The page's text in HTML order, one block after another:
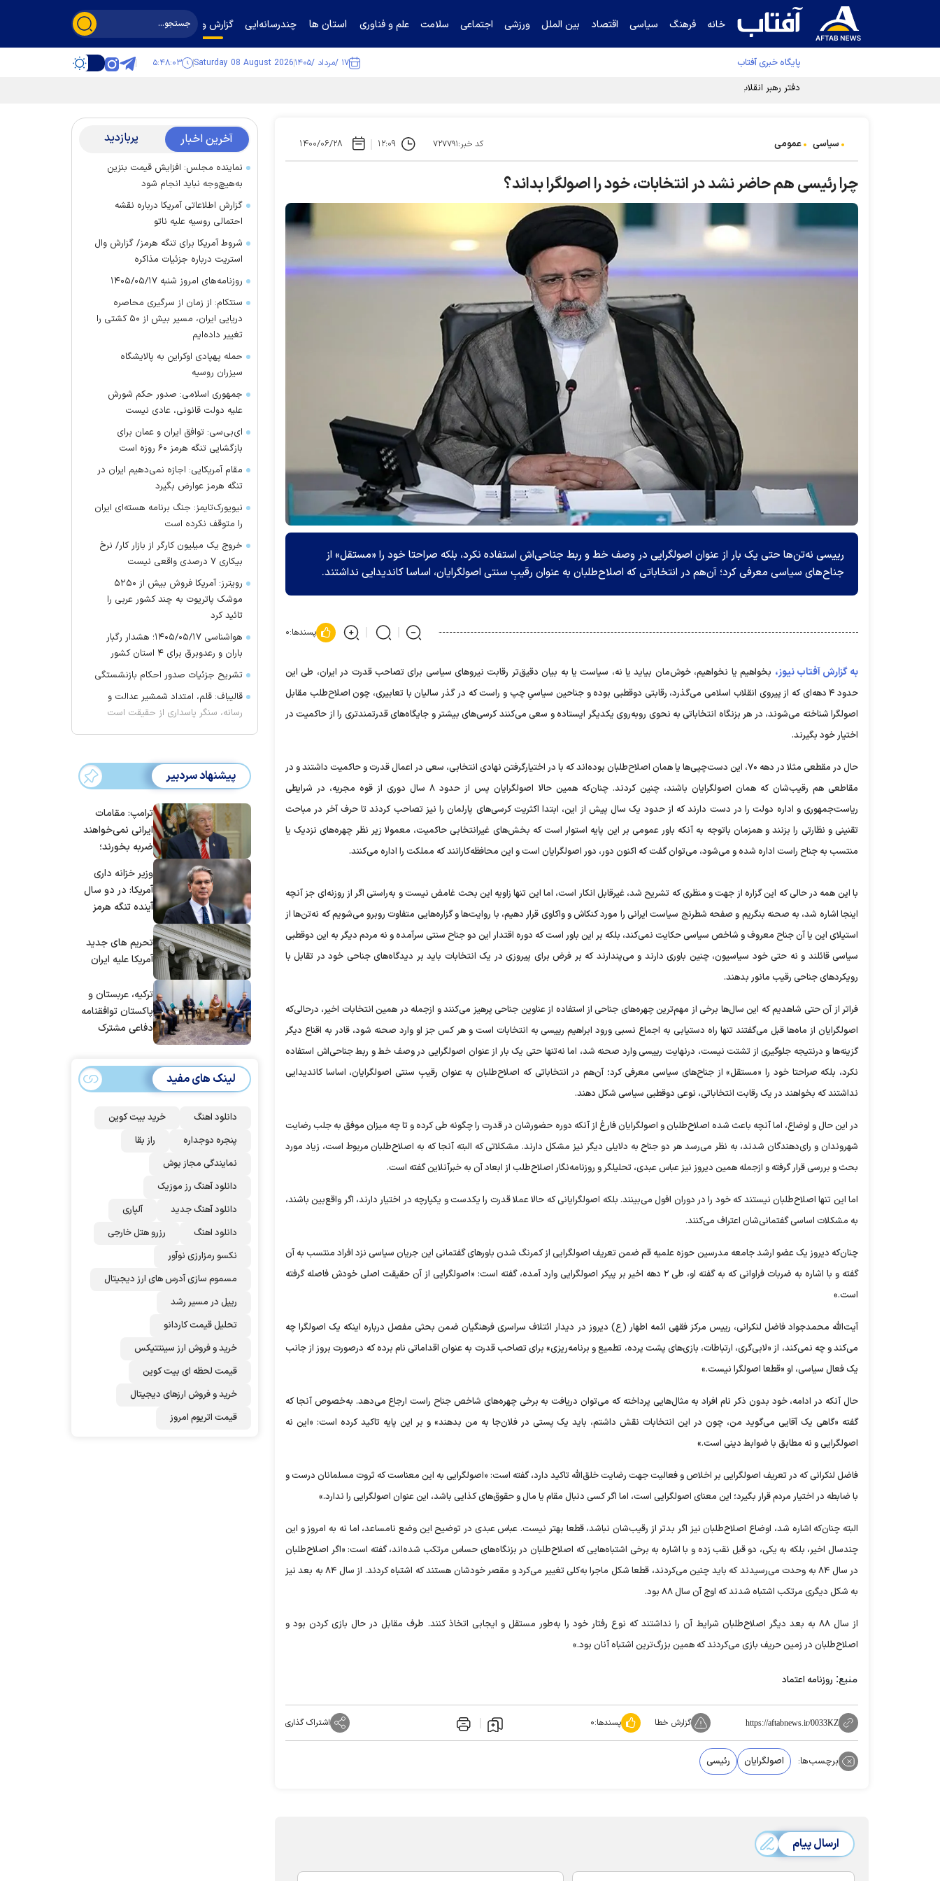
خانه فرهنگ سیاسی اقتصاد بین الملل ورزشی اجتماعی سلامت علم و فناوری استان ها چندرسانه‌ایی گزارش و گفت‌وگو
پایگاه خبری آفتاب ۱۷ /مرداد /۱۴۰۵ Saturday 08 August 2026 ۵:۴۸:۰۳
دفتر رهبر انقلاب ادعای خرازی درباره پزشکیان را تکذیب کرد
سیاسی عمومی کد خبر:۷۲۷۷۹۱ ۱۲:۰۹ ۱۴۰۰/۰۶/۲۸
چرا رئیسی هم حاضر نشد در انتخابات، خود را اصولگرا بداند؟
رییسی نه‌تن‌ها حتی یک بار از عنوان اصولگرایی در وصف خط و ربط جناحی‌اش استفاده نکرد، بلکه صراحتا خود را «مستقل» از
جناح‌های سیاسی معرفی کرد؛ آن‌هم در انتخاباتی که اصلاح‌طلبان به عنوان رقیبِ سنتی اصولگرایان، اساسا کاندیدایی نداشتند.
پسندها:۰
به گزارش آفتاب نیوز، بخواهیم یا نخواهیم، خوش‌مان بیاید یا نه، سیاست یا به بیان دقیق‌تر رقابت نیرو‌های سیاسی برای تصاحب قدرت در ایران، طی این
حدود ۴ دهه‌ای که از پیروی انقلاب اسلامی می‌گذرد، رقابتی دوقطبی بوده و جناحین سیاسیِ چپ و راست که در گذر سالیان با تعابیری، چون اصلاح‌طلب مقابل
اصولگرا شناخته می‌شوند، در هر بزنگاه انتخاباتی به نحوی روبه‌روی یکدیگر ایستاده و سعی می‌کنند کرسی‌های بیشتر و جایگاه‌های قدرتمندتری را از حاکمیت در
اختیار خود بگیرند.
حال در مقطعی مثلا در دهه ۷۰، این دست‌چپی‌ها یا همان اصلاح‌طلبان بوده‌اند که با در اختیارگرفتن نهادی انتخابی، سعی در اعمال قدرت و حاکمیت داشتند و در
مقاطعی هم رقیب‌شان که همان اصولگرایان باشند، چنین کردند. چنان‌که همین حالا اصولگرایان پس از حدود ۸ سال دوری از قوه مجریه، در شرایطی
ریاست‌جمهوری و اداره دولت را در دست دارند که از حدود یک سال پیش از این، ابتدا اکثریت کرسی‌های پارلمان را نیز تصاحب کردند تا حرف آخر در مباحث
تقنینی و نظارتی را بزنند و همزمان باتوجه به آنکه باور عمومی بر این پایه استوار است که بخش‌های غیرانتخابی حاکمیت، معمولا زیر نظر چهره‌های نزدیک یا
منتسب به جناح راست اداره شده و می‌شود، می‌توان گفت که اکنون دور، دور اصولگرایان است و این محافظه‌کارانند که مملکت را اداره می‌کنند.
با این همه در حالی که این گزاره از جهت و منظری که تشریح شد، غیرقابل انکار است، اما این تنها زاویه این بحث غامض نیست و به‌راستی اگر از روزنه‌ای جز آنچه
اینجا اشاره شد، به صحنه بنگریم و صفحه شطرنج سیاست ایرانی را مورد کنکاش و واکاوی قرار دهیم، با روایت‌ها و گزاره‌هایی متفاوت روبرو می‌شویم که نه‌تن‌ها از
استیلای این یا آن جناح معروف و شاخص سیاسی حکایت نمی‌کند، بلکه بر این باور است که دوره اقتدار این دو جناح سنتی سرآمده و نه مردم دیگر به این دوقطبی
سیاسی قائلند و نه حتی خود سیاسیون، چنین باوری دارند و می‌پندارند که بر فرض برای پیروزی در یک انتخابات باید بر دیدگاه‌های جناحی خود در تقابل با
رویکرد‌های جناحی رقیب مانور بدهند.
فراتر از آن حتی شاهدیم که این سال‌ها برخی از مهم‌ترین چهره‌های جناحی از استفاده از عناوین جناحی پرهیز می‌کنند و ازجمله در همین انتخابات اخیر، درحالی‌که
اصولگرایان از ماه‌ها قبل می‌گفتند تنها راه دستیابی به اجماع نسبی ورود ابراهیم رییسی به انتخابات است و هر کس جز او وارد صحنه شود، قادر به اقناع دیگر
گزینه‌ها و درنتیجه جلوگیری از تشتت نیست، درنهایت رییسی وارد صحنه شد، اما نه‌تنها حتی یک بار از عنوان اصولگرایی در وصف خط و ربط جناحی‌اش استفاده
نکرد، بلکه صراحتا خود را «مستقل» از جناح‌های سیاسی معرفی کرد؛ آن‌هم در انتخاباتی که اصلاح‌طلبان به عنوان رقیبِ سنتی اصولگرایان، اساسا کاندیدایی
نداشتند که بخواهند در یک رقابت انتخاباتی، نوعی دوقطبی سیاسی شکل دهند.
در این حال و اوضاع، اما آنچه باعث شده اصلاح‌طلبان و اصولگرایان فارغ از آنکه دوره حضورشان در قدرت را چگونه طی کرده و تا چه میزان موفق به جلب رضایت
شهروندان و رای‌دهندگان شدند، به نظر می‌رسد هر دو جناح به دلایلی دیگر نیز مشکل دارند. مشکلاتی که البته آنجا که به اصلاح‌طلبان مربوط است، زیاد مورد
بحث و بررسی قرار گرفته و ازجمله همین دیروز نیز عباس عبدی، تحلیلگر و روزنامه‌نگار اصلاح‌طلب از ابعاد آن به خبرآنلاین گفته است.
اما این تنها اصلاح‌طلبان نیستند که خود را در دوران افول می‌بینند. بلکه اصولگرایانی که حالا عملا قدرت را یکدست و یکپارچه در اختیار دارند، اگر واقع‌بین باشند،
به مشکلات اساسی گفتمانی‌شان اعتراف می‌کنند.
چنان‌که دیروز یک عضو ارشد جامعه مدرسین حوزه علمیه قم ضمن تعریف اصولگرایی از کمرنگ شدن باور‌های گفتمانی این جریان سیاسی نزد افراد منتسب به آن
گفته و با اشاره به ضربات فراوانی که به گفته او، طی ۲ دهه اخیر بر پیکر اصولگرایی وارد آمده، گفته است: «اصولگرایی از آن حقیقت اصلی خودش فاصله گرفته
است.»
آیت‌الله محمدجواد فاضل لنکرانی، رییس مرکز فقهی ائمه اطهار (ع) دیروز در دیدار ائتلاف سراسری فرهنگیان ضمن بحثی مفصل درباره اینکه یک اصولگرا چه
می‌کند و چه نمی‌کند، از «لابی‌گری، ارتباطات، بازی‌های پشت پرده، تطمیع و برنامه‌ریزی» برای تصاحب قدرت به عنوان اقداماتی نام برده که درصورت بروز از جانب
یک فعال سیاسی، او «قطعا اصولگرا نیست.»
حال آنکه در ادامه، خود بدون ذکر نام افراد به مثال‌هایی پرداخته که می‌توان دریافت به برخی چهره‌های شاخص جناح راست ارجاع می‌دهد. به‌خصوص آنجا که
گفته «گاهی یک آقایی می‌گوید من، چون در این انتخابات نقش داشتم، باید یک پستی در فلان‌جا به من بدهند» و بر این پایه تاکید کرده است: «این نه
اصولگرایی و نه مطابق با ضوابط دینی است.»
فاضل لنکرانی که در تعریف اصولگرایی بر اخلاص و فعالیت جهت رضایت خلق‌الله تاکید دارد، گفته است: «اصولگرایی به این معناست که ثروت مسلمانان درست و
با ضابطه در اختیار مردم قرار بگیرد؛ این معنای اصولگرایی است، اما اگر کسی دنبال مقام یا مال و حقوق‌های کذایی باشد، این عنوان اصولگرایی را ندارد.»
البته چنان‌که اشاره شد، اوضاع اصلاح‌طلبان نیز اگر بدتر از رقیب‌شان نباشد، قطعا بهتر نیست. عباس عبدی در توضیح این وضع نامساعد، اما نه به امروز و این
چندسال اخیر، بلکه به یکی، دو قبل نقب زده و با اشاره به برخی اشتباه‌هایی که اصلاح‌طلبان در بزنگاه‌های حساس مرتکب شده‌اند، گفته است: «اگر اصلاح‌طلبان
در سال ۸۴ به وحدت می‌رسیدند که باید چنین می‌کردند، قطعا شکل ماجرا به‌کلی تغییر می‌کرد و مقصر خودشان هستند که اشتباه کردند. از سال ۸۴ به بعد نیز
به شکل دیگری مرتکب اشتباه شدند که اوج آن سال ۸۸ بود.
از سال ۸۸ به بعد دیگر اصلاح‌طلبان شرایط آن را نداشتند که نوع رفتار خود را به‌طور مستقل و ایجابی اتخاذ کنند. طرف مقابل در حال بازی کردن بود و
اصلاح‌طلبان در زمین حریف بازی می‌کردند که همین بزرگ‌ترین اشتباه آنان بود.»
منبع: روزنامه اعتماد
https://aftabnews.ir/0033KZ گزارش خطا پسندها:۰ اشتراک گذاری
برچسب‌ها: اصولگرایان رئیسی
ارسال پیام
آخرین اخبار پربازدید
نماینده مجلس: افزایش قیمت بنزین
به‌هیچ‌وجه نباید انجام شود
گزارش اطلاعاتی آمریکا درباره نقشه
احتمالی روسیه علیه ناتو
شروط آمریکا برای تنگه هرمز/ گزارش وال
استریت درباره جزئیات مذاکره
روزنامه‌های امروز شنبه ۱۴۰۵/۰۵/۱۷
سنتکام: از زمان از سرگیری محاصره
دریایی ایران، مسیر بیش از ۵۰ کشتی را
تغییر داده‌ایم
حمله پهپادی اوکراین به پالایشگاه
سیزران روسیه
جمهوری اسلامی: صدور حکم شورش
علیه دولت قانونی، عادی نیست
ای‌بی‌سی: توافق ایران و عمان برای
بازگشایی تنگه هرمز ۶۰ روزه است
مقام آمریکایی: اجازه نمی‌دهیم ایران در
تنگه هرمز عوارض بگیرد
نیویورک‌تایمز: جنگ برنامه هسته‌ای ایران
را متوقف نکرده است
خروج یک میلیون کارگر از بازار کار/ نرخ
بیکاری ۷ درصدی واقعی نیست
رویترز: آمریکا فروش بیش از ۵۲۵۰
موشک پاتریوت به چند کشور عربی را
تائید کرد
هواشناسی ۱۴۰۵/۰۵/۱۷؛ هشدار رگبار
باران و رعدوبرق برای ۴ استان کشور
تشریح جزئیات صدور احکام بازنشستگی
قالیباف: قلم، امتداد شمشیر عدالت و
رسانه، سنگر پاسداری از حقیقت است
پیشنهاد سردبیر
ترامپ: مقامات
ایرانی نمی‌خواهند
ضربه بخورند؛
توافق برسند
وزیر خزانه داری
آمریکا: در دو سال
آینده تنگه هرمز
شد
تحریم های جدید
آمریکا علیه ایران
ترکیه، عربستان و
پاکستان توافقنامه
دفاعی مشترک
لینک های مفید
دانلود اهنگ
خرید بیت کوین
پنجره دوجداره
راز بقا
نمایندگی مجاز بوش
دانلود آهنگ رز‌ موزیک
دانلود آهنگ جدید
آلپاری
دانلود اهنگ
رزرو هتل خارجی
نکسو رمزارزی نوآور
مسموم سازی آدرس های ارز دیجیتال
ریپل در مسیر رشد
تحلیل قیمت کاردانو
خرید و فروش ارز سینتتیکس
قیمت لحظه ای بیت کوین
خرید و فروش ارزهای دیجیتال
قیمت اتریوم امروز